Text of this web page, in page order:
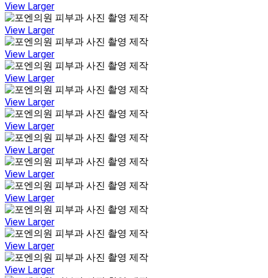
View Larger
View Larger
View Larger
View Larger
View Larger
View Larger
View Larger
View Larger
View Larger
View Larger
View Larger
View Larger